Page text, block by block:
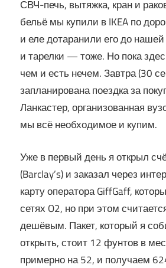
СВЧ-печь, вытяжка, кран и
бельё мы купили в IKEA по
и еле дотаранили его до
и тарелки — тоже. Но пока
чем и есть нечем. Завтра (30
запланирована поездка за
Ланкастер, организованная
мы всё необходимое и купим.
Уже в первый день я открыл
(Barclay’s) и заказал через
карту оператора GiffGaff,
сетях O2, но при этом
дешёвым. Пакет, который я
открыть, стоит 12 фунтов в
примерно на 52, и получаем